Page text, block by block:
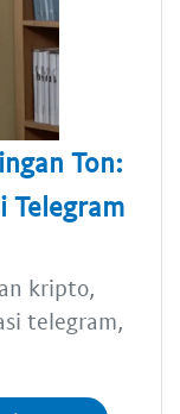
Ton:
Telegram
kripto,
telegram,